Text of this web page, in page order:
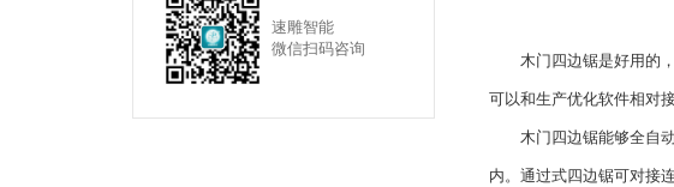
速雕智能
微信扫码咨询
木门四边锯是好用的，
可以和生产优化软件相对
木门四边锯能够全自动
内。通过式四边锯可对接